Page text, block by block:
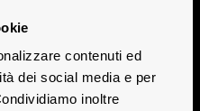
contenuti ed
dei social media e per
inoltre